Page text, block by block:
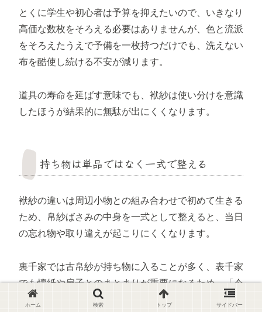
とくに学生や初心者は予算を抑えたいので、いきなり
高価な数枚をそろえる必要はありませんが、色と流派
をそろえたうえで予備を一枚持つだけでも、洗えない
布を酷使し続ける不安が減ります。
道具の寿命を延ばす意味でも、袱紗は使い分けを意識
したほうが結果的に無駄が出にくくなります。
持ち物は単品ではなく一式で整える
袱紗の違いは周辺小物との組み合わせで初めて生きる
ため、帛紗ばさみの中身を一式として整えると、当日
の忘れ物や取り違えが起こりにくくなります。
裏千家では古帛紗が持ち物に入ることが多く、表千家
でも懐紙や扇子とのまとまりが重要になるため、「今
日は袱紗だけ持てばよい」という発想より、「一式を
ホーム 検索 トップ サイドバー